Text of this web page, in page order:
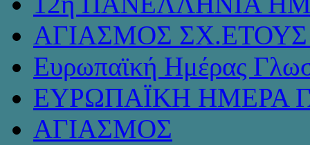
ΑΓΙΑΣΜΟΣ ΣΧ.ΕΤΟΥΣ
Ευρωπαϊκή Ημέρας
ΕΥΡΩΠΑΪΚΗ ΗΜΕΡΑ
ΑΓΙΑΣΜΟΣ